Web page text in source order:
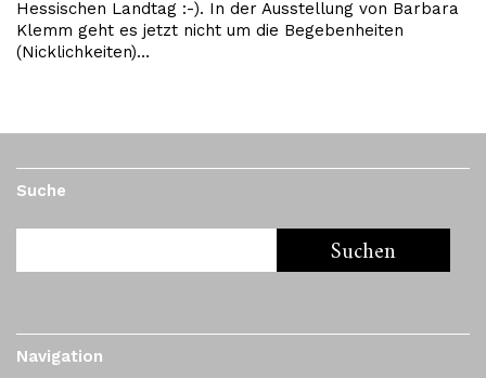
Hessischen Landtag :-). In der Ausstellung von Barbara
Klemm geht es jetzt nicht um die Begebenheiten
(Nicklichkeiten)…
Suche
Navigation